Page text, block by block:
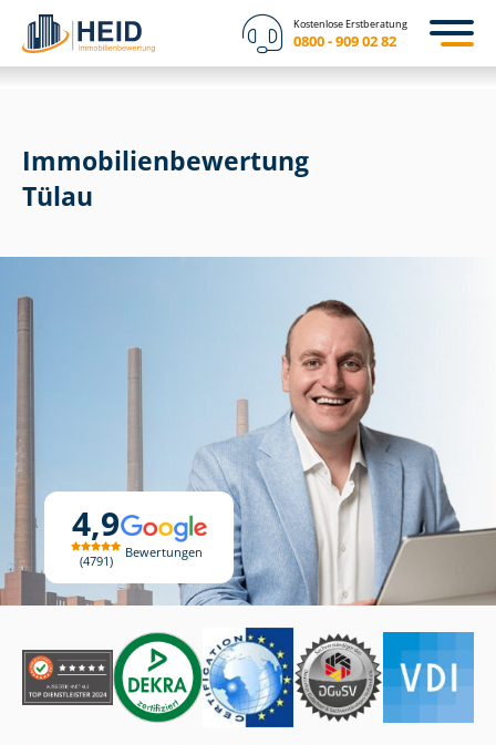
Kostenlose Erstberatung
0800 - 909 02 82
4,9
4791
Bewertungen
Immobilien­bewertung
Tülau